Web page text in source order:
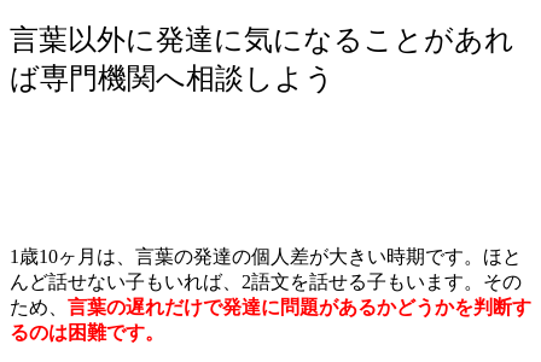
言葉以外に発達に気になることがあれ
ば専門機関へ相談しよう
1歳10ヶ月は、言葉の発達の個人差が大きい時期です。ほと
んど話せない子もいれば、2語文を話せる子もいます。その
ため、 言葉の遅れだけで発達に問題があるかどうかを判断す
るのは困難です。